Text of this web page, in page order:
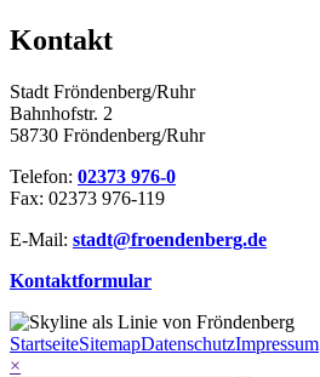
Kontakt
Stadt Fröndenberg/Ruhr
Bahnhofstr. 2
58730 Fröndenberg/Ruhr
Telefon: 02373 976-0
Fax: 02373 976-119
E-Mail: stadt@​froendenberg.de
Kontaktformular
StartseiteSitemapDatenschutzImpressum
×